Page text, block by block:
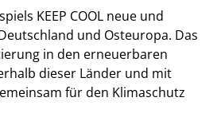
KEEP COOL neue und
und Osteuropa. Das
in den erneuerbaren
dieser Länder und mit
für den Klimaschutz